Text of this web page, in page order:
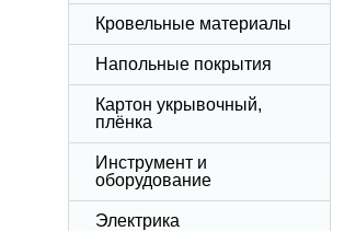
Кровельные материалы
Напольные покрытия
Картон укрывочный,
плёнка
Инструмент и
оборудование
Электрика